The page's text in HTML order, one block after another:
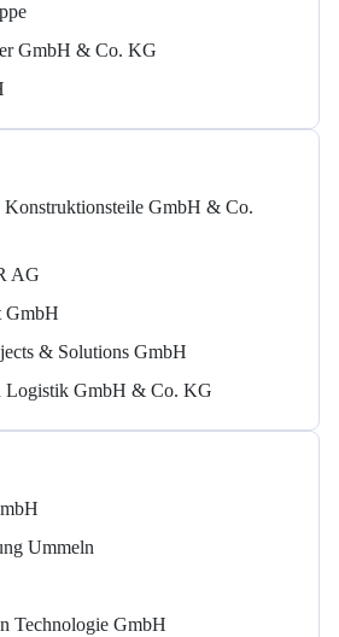
GmbH & Co. KG
Konstruktionsteile GmbH & Co.
AG
GmbH
& Solutions GmbH
Logistik GmbH & Co. KG
Ummeln
Technologie GmbH